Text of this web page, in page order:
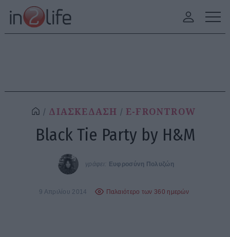
ΔΙΑΣΚΕΔΑΣΗ E-FRONTROW
Black Tie Party by Η&M
γράφει: Ευφροσύνη Πολυζώη
9 Απριλίου 2014 Παλαιότερο των 360 ημερών